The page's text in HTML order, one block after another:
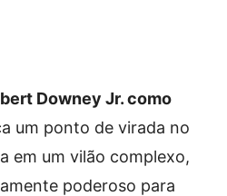
Downey Jr. como
um ponto de virada no
em um vilão complexo,
poderoso para